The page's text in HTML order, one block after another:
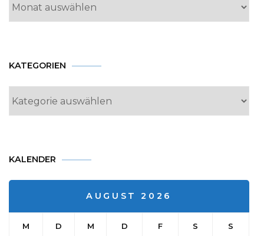
KATEGORIEN
KALENDER
AUGUST 2026
M D M D F S S